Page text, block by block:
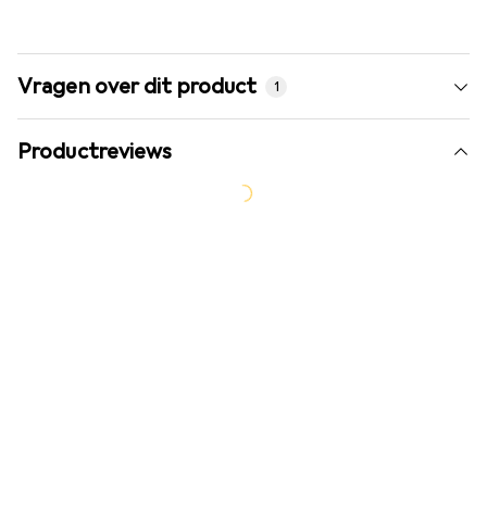
Vragen over dit product 1
Productreviews